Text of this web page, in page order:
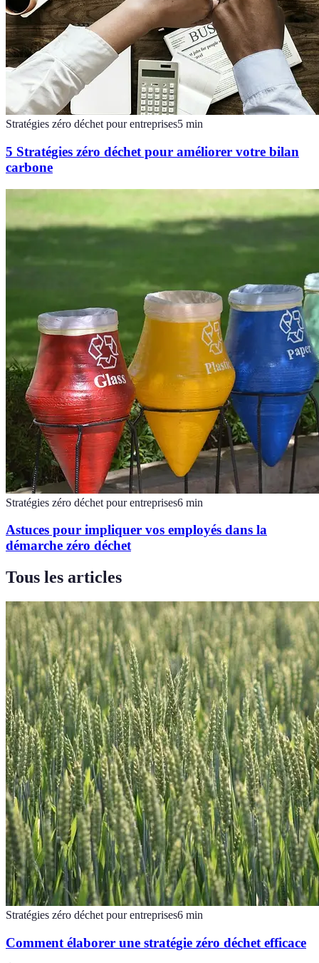
Stratégies zéro déchet pour entreprises5 min
5 Stratégies zéro déchet pour améliorer votre bilan
carbone
Stratégies zéro déchet pour entreprises6 min
Astuces pour impliquer vos employés dans la
démarche zéro déchet
Tous les articles
Stratégies zéro déchet pour entreprises6 min
Comment élaborer une stratégie zéro déchet efficace